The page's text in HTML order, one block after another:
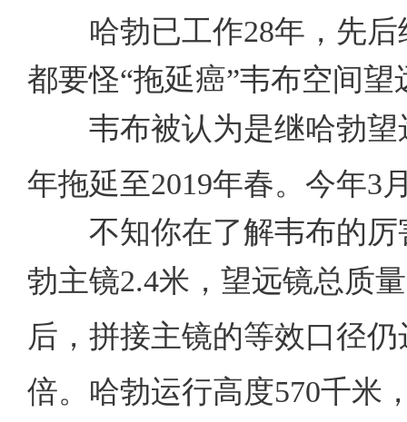
哈勃已工作28年，先后
都要怪“拖延癌”韦布空间望
韦布被认为是继哈勃望
年拖延至2019年春。今年3
不知你在了解韦布的
勃主镜2.4米，望远镜总质量
后，拼接主镜的等效口径仍
倍。哈勃运行高度570千米